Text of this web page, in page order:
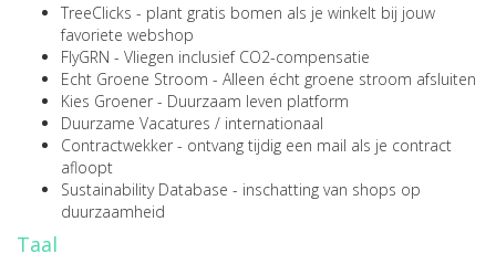
TreeClicks - plant gratis bomen als je winkelt bij jouw
favoriete webshop
FlyGRN - Vliegen inclusief CO2-compensatie
Echt Groene Stroom - Alleen écht groene stroom afsluiten
Kies Groener - Duurzaam leven platform
Duurzame Vacatures / internationaal
Contractwekker - ontvang tijdig een mail als je contract
afloopt
Sustainability Database - inschatting van shops op
duurzaamheid
Taal